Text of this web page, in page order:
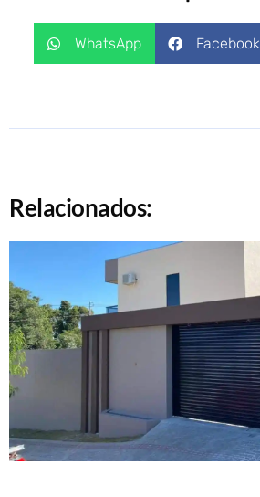
WhatsApp Facebook
Relacionados: